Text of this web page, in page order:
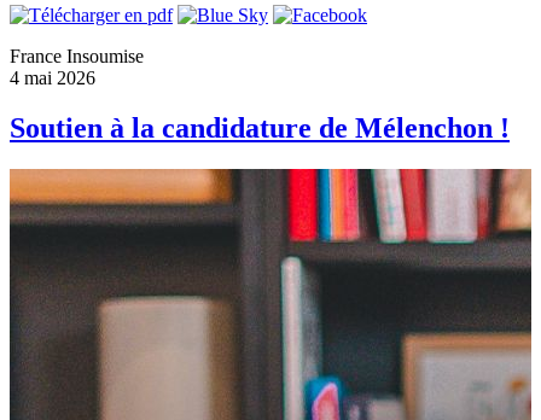
France Insoumise
4 mai 2026
Soutien à la candidature de Mélenchon !